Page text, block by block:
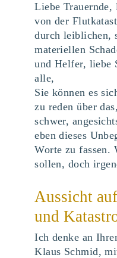
Liebe
von der
durch leiblichen,
materiellen
und Helfer, liebe
alle,
Sie können es
zu reden über
schwer,
eben dieses
Worte zu fassen.
sollen, doch
Aussicht
und
Ich denke an
Klaus Schmid,